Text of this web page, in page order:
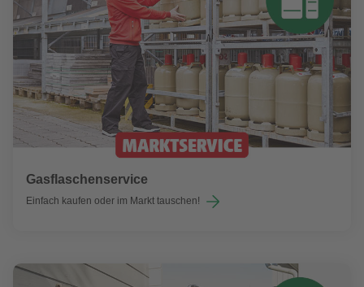
Gasflaschenservice
Einfach kaufen oder im Markt tauschen!